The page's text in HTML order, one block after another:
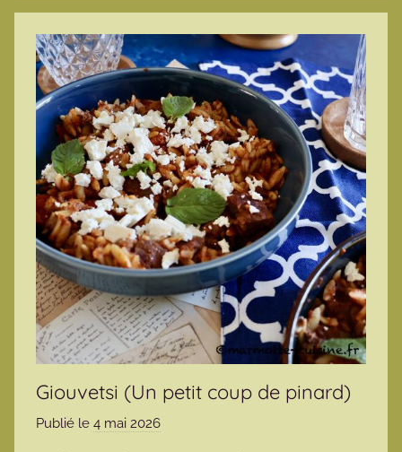
Giouvetsi (Un petit coup de pinard)
Publié le 4 mai 2026